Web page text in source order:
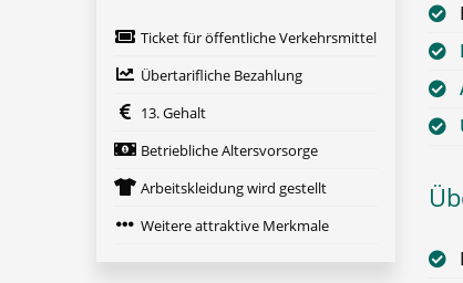
Ticket für öffentliche Verkehrsmittel
Übertarifliche Bezahlung
13. Gehalt
Betriebliche Altersvorsorge
Arbeitskleidung wird gestellt
Weitere attraktive Merkmale